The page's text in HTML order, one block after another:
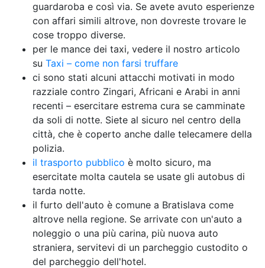
guardaroba e così via. Se avete avuto esperienze
con affari simili altrove, non dovreste trovare le
cose troppo diverse.
per le mance dei taxi, vedere il nostro articolo
su Taxi – come non farsi truffare
ci sono stati alcuni attacchi motivati in modo
razziale contro Zingari, Africani e Arabi in anni
recenti – esercitare estrema cura se camminate
da soli di notte. Siete al sicuro nel centro della
città, che è coperto anche dalle telecamere della
polizia.
il trasporto pubblico è molto sicuro, ma
esercitate molta cautela se usate gli autobus di
tarda notte.
il furto dell'auto è comune a Bratislava come
altrove nella regione. Se arrivate con un'auto a
noleggio o una più carina, più nuova auto
straniera, servitevi di un parcheggio custodito o
del parcheggio dell'hotel.